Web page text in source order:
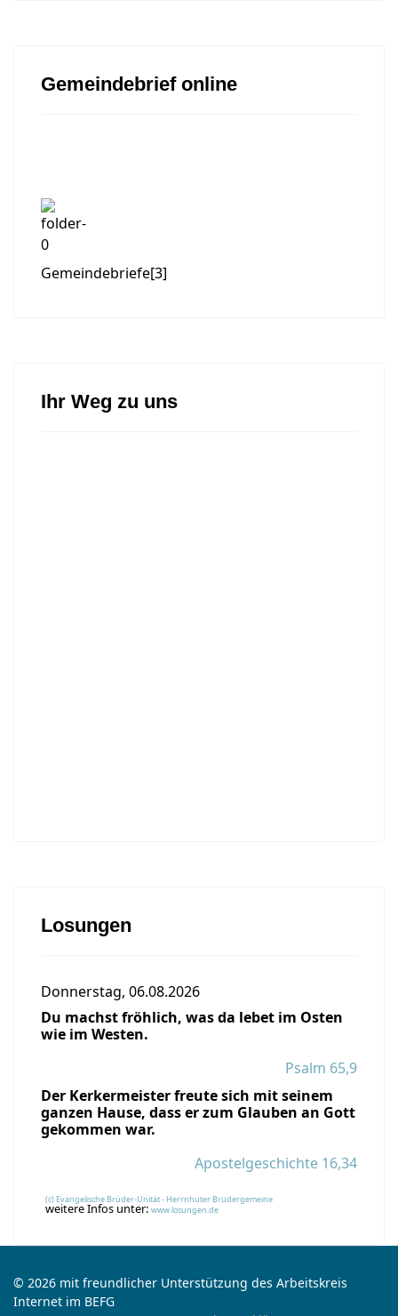
Gemeindebrief online
Gemeindebriefe[3]
Ihr Weg zu uns
Losungen
Donnerstag, 06.08.2026
Du machst fröhlich, was da lebet im Osten
wie im Westen.
Psalm 65,9
Der Kerkermeister freute sich mit seinem
ganzen Hause, dass er zum Glauben an Gott
gekommen war.
Apostelgeschichte 16,34
(c) Evangelische Brüder-Unität - Herrnhuter Brüdergemeine
weitere Infos unter: www.losungen.de
© 2026 mit freundlicher Unterstützung des Arbeitskreis
Internet im BEFG